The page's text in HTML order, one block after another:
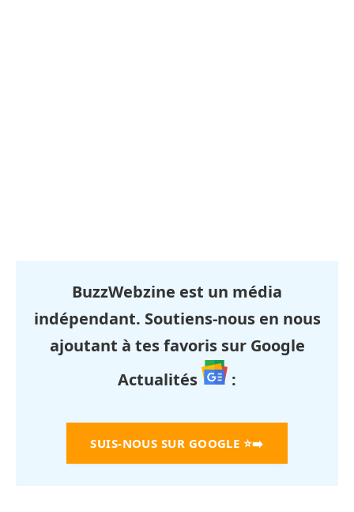
BuzzWebzine est un média
indépendant. Soutiens-nous en nous
ajoutant à tes favoris sur Google
Actualités
:
SUIS-NOUS SUR GOOGLE ⭐➡️